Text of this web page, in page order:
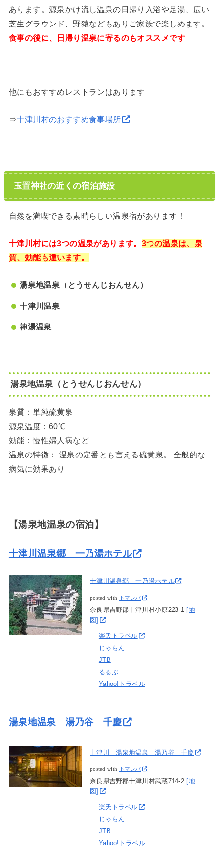
あります。源泉かけ流し温泉の日帰り入浴や足湯、広い
芝生グラウンド、野猿などもありご家族で楽しめます。
食事の後に、日帰り温泉に寄るのもオススメです
他にもおすすめレストランはあります
⇒十津川村のおすすめ食事場所
玉置神社の近くの宿泊施設
自然を満喫できる素晴らしい温泉宿があります！
十津川村には3つの温泉があります。 3つの温泉は、泉
質、効能も違います。
湯泉地温泉（とうせんじおんせん）
十津川温泉
神湯温泉
湯泉地温泉（とうせんじおんせん）
泉質：単純硫黄泉
源泉温度：60℃
効能：慢性婦人病など
温泉の特徴： 温泉の定番とも言える硫黄泉。 全般的な
病気に効果あり
【湯泉地温泉の宿泊】
十津川温泉郷 一乃湯ホテル
十津川温泉郷 一乃湯ホテル
posted with トマレバ
奈良県吉野郡十津川村小原223-1 [地
図]
楽天トラベル
じゃらん
JTB
るるぶ
Yahoo!トラベル
湯泉地温泉 湯乃谷 千慶
十津川 湯泉地温泉 湯乃谷 千慶
posted with トマレバ
奈良県吉野郡十津川村武蔵714-2 [地
図]
楽天トラベル
じゃらん
JTB
Yahoo!トラベル